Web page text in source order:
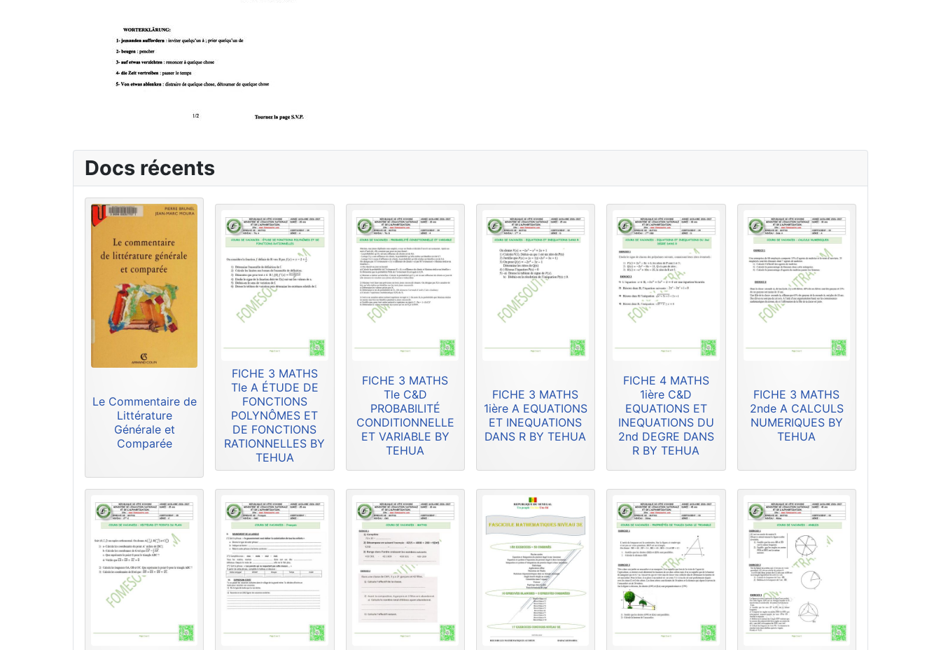
Docs récents
Le Commentaire de
Littérature
Générale et
Comparée
FICHE 3 MATHS
Tle A ÉTUDE DE
FONCTIONS
POLYNÔMES ET
DE FONCTIONS
RATIONNELLES BY
TEHUA
FICHE 3 MATHS
Tle C&D
PROBABILITÉ
CONDITIONNELLE
ET VARIABLE BY
TEHUA
FICHE 3 MATHS
1ière A EQUATIONS
ET INEQUATIONS
DANS R BY TEHUA
FICHE 4 MATHS
1ière C&D
EQUATIONS ET
INEQUATIONS DU
2nd DEGRE DANS
R BY TEHUA
FICHE 3 MATHS
2nde A CALCULS
NUMERIQUES BY
TEHUA